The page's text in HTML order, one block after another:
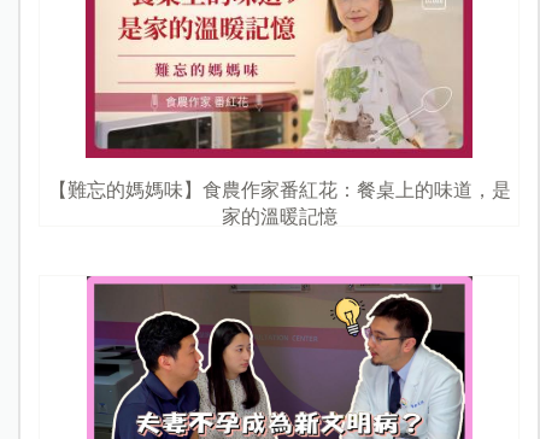
【難忘的媽媽味】食農作家番紅花：餐桌上的味道，是
家的溫暖記憶